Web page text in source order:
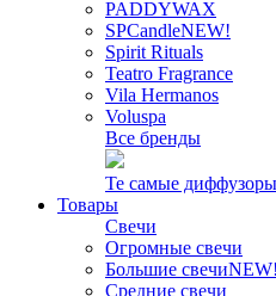
PADDYWAX
SPCandleNEW!
Spirit Rituals
Teatro Fragrance
Vila Hermanos
Voluspa
Все бренды
Те самые
Товары
Свечи
Огромные свечи
Большие свечиNEW!
Средние свечи